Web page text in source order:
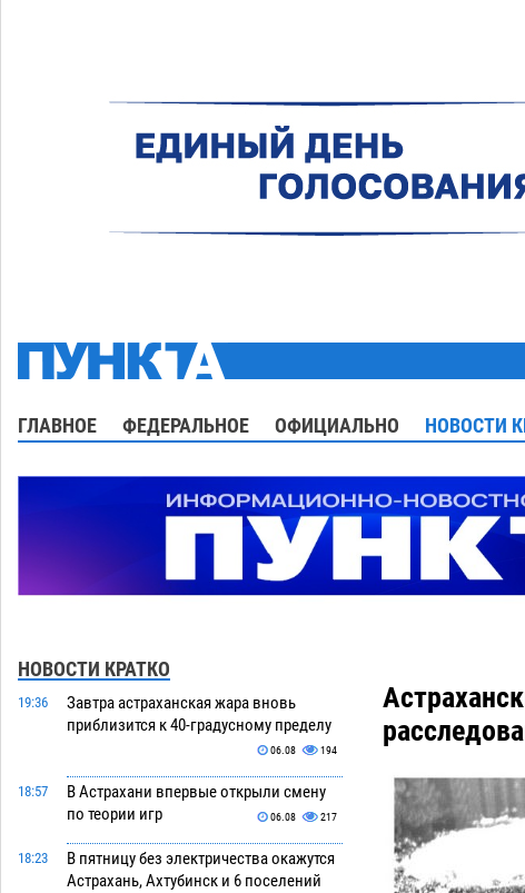
ГЛАВНОЕ ФЕДЕРАЛЬНОЕ ОФИЦИАЛЬНО НОВОСТИ
НОВОСТИ КРАТКО
19:36
Завтра астраханская жара вновь
приблизится к 40-градусному пределу
06.08 194
18:57
В Астрахани впервые открыли смену
по теории игр
06.08 217
18:23
В пятницу без электричества окажутся
Астрахань, Ахтубинск и 6 поселений